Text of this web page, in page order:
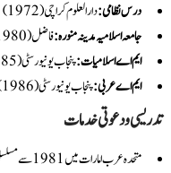
درس نظامی:دارالعلوم کراچی (1972)
جامعہ اسلامیہ مدینہ منورہ:فاضل (1980)
ایم اے اسلامیات:پنجاب یونیورسٹی (1985)
ایم اے عربی:پنجاب یونیورسٹی (1986)
تدریسی و دعوتی خدمات
متحدہ عرب امارات میں 1981 سے مسلسل خدمات